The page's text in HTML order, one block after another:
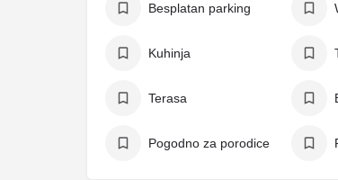
Besplatan parking
Kuhinja
Terasa
Pogodno za porodice